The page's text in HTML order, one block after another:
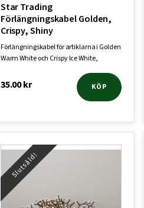
Star Trading
Förlängningskabel Golden,
Crispy, Shiny
Förlängningskabel för artiklarna i Golden
Warm White och Crispy Ice White,
35.00kr KÖP
Slutsåld!